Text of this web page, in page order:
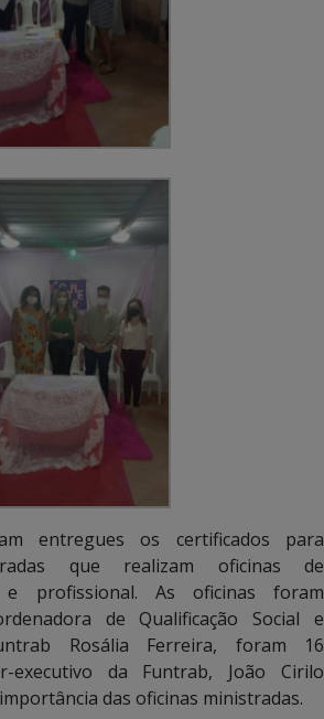
entregues os certificados para
que realizam oficinas de
e profissional. As oficinas foram
de Qualificação Social e
Rosália Ferreira, foram 16
executivo da Funtrab, João Cirilo
das oficinas ministradas.